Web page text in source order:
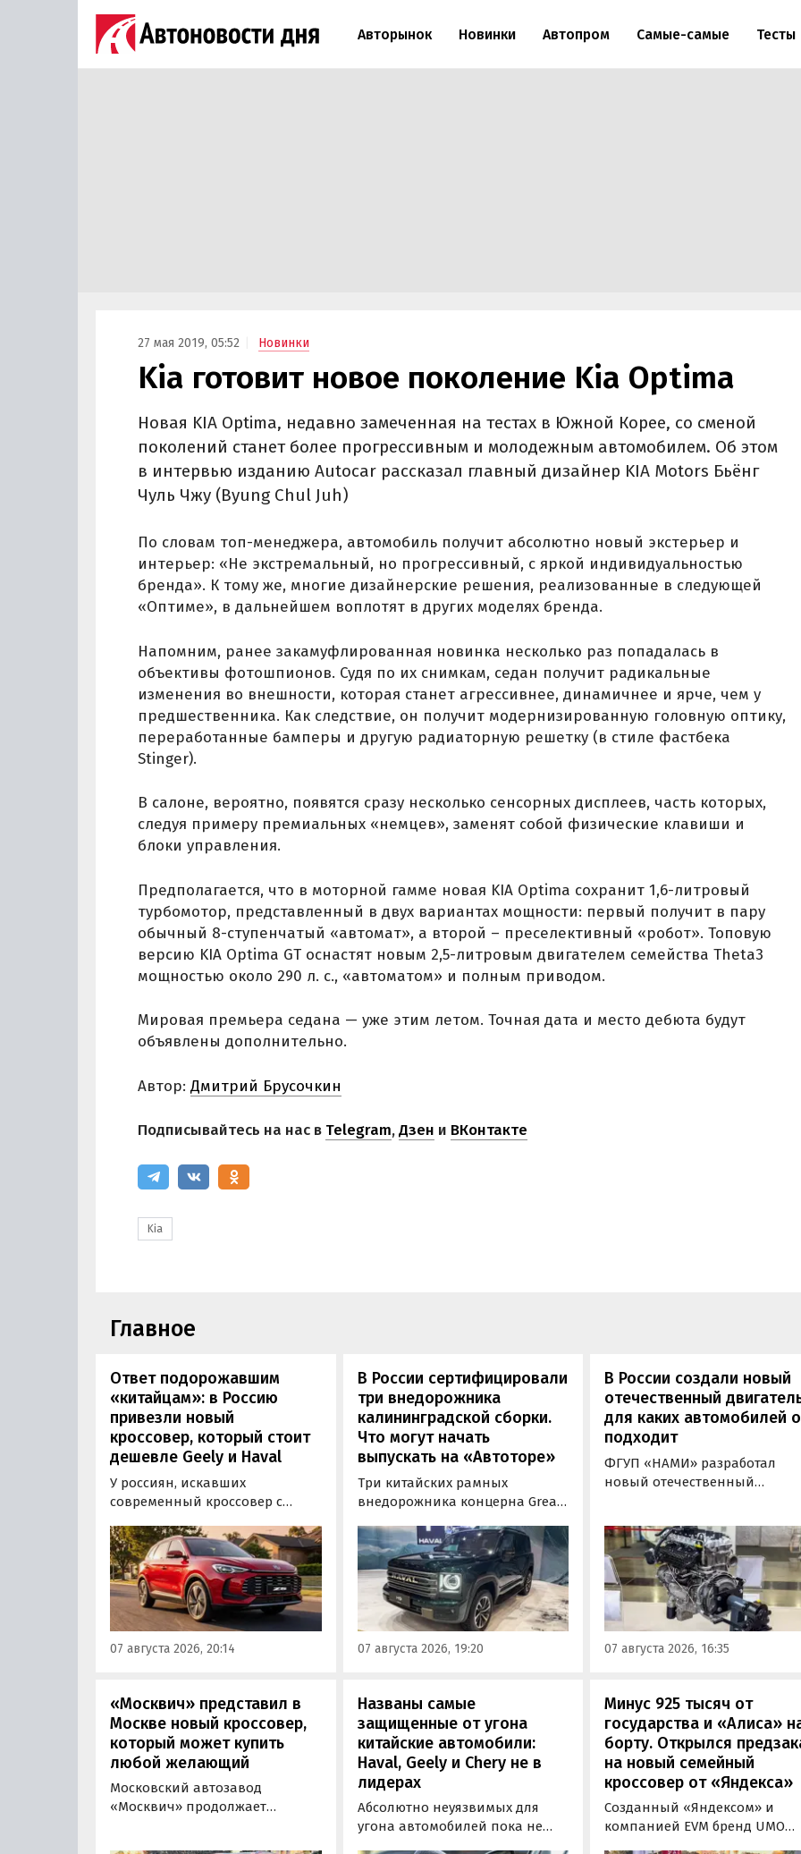
Авторынок Новинки Автопром Самые-самые Тесты
27 мая 2019, 05:52 Новинки
Kia готовит новое поколение Kia Optima
Новая KIA Optima, недавно замеченная на тестах в Южной Корее, со сменой
поколений станет более прогрессивным и молодежным автомобилем. Об этом
в интервью изданию Autocar рассказал главный дизайнер KIA Motors Бьёнг
Чуль Чжу (Byung Chul Juh)
По словам топ-менеджера, автомобиль получит абсолютно новый экстерьер и
интерьер: «Не экстремальный, но прогрессивный, с яркой индивидуальностью
бренда». К тому же, многие дизайнерские решения, реализованные в следующей
«Оптиме», в дальнейшем воплотят в других моделях бренда.
Напомним, ранее закамуфлированная новинка несколько раз попадалась в
объективы фотошпионов. Судя по их снимкам, седан получит радикальные
изменения во внешности, которая станет агрессивнее, динамичнее и ярче, чем у
предшественника. Как следствие, он получит модернизированную головную оптику,
переработанные бамперы и другую радиаторную решетку (в стиле фастбека
Stinger).
В салоне, вероятно, появятся сразу несколько сенсорных дисплеев, часть которых,
следуя примеру премиальных «немцев», заменят собой физические клавиши и
блоки управления.
Предполагается, что в моторной гамме новая KIA Optima сохранит 1,6-литровый
турбомотор, представленный в двух вариантах мощности: первый получит в пару
обычный 8-ступенчатый «автомат», а второй – преселективный «робот». Топовую
версию KIA Optima GT оснастят новым 2,5-литровым двигателем семейства Theta3
мощностью около 290 л. с., «автоматом» и полным приводом.
Мировая премьера седана — уже этим летом. Точная дата и место дебюта будут
объявлены дополнительно.
Автор: Дмитрий Брусочкин
Подписывайтесь на нас в Telegram,Дзен и ВКонтакте
Kia
Главное
Ответ подорожавшим
«китайцам»: в Россию
привезли новый
кроссовер, который стоит
дешевле Geely и Haval
У россиян, искавших
современный кроссовер с
доступной цене, теперь есть
еще один вариант с китайского
рынка — MG ZS. В Китае он
стоит от 900 000 рублей по
текущему курсу, а в РФ с учетом
всех расходов за него нужно
отдать минимум 1 500 000
07 августа 2026, 20:14
В России сертифицировали
три внедорожника
калининградской сборки.
Что могут начать
выпускать на «Автоторе»
Три китайских рамных
внедорожника концерна Great
калининградском заводе
«Автотор». Речь о Haval H9,
Tank 400 и Tank 500, которые
успешно прошли
сертификацию и получили
Одобрения типа
транспортного средства (ОТТС).
07 августа 2026, 19:20
В России создали новый
отечественный
для каких автомобилей
подходит
ФГУП «НАМИ» разработал
новый отечественный
получивший индекс 414320.
Корреспонденту
«Автоновостей дня» удалось
лично ознакомиться с
новинкой на выставке
«Иннопром» в
07 августа 2026, 16:35
«Москвич» представил в
Москве новый кроссовер,
который может купить
любой желающий
Московский автозавод
«Москвич» продолжает
Названы самые
защищенные от угона
китайские автомобили:
Haval, Geely и Chery не в
лидерах
Абсолютно неуязвимых для
угона автомобилей пока не
Минус 925 тысяч от
государства и «Алиса»
борту. Открылся
на новый семейный
кроссовер от «Яндекса»
Созданный «Яндексом» и
компанией EVM бренд UMO